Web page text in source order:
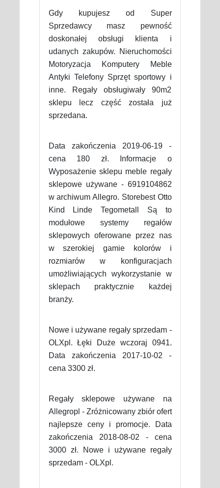
Gdy kupujesz od Super
Sprzedawcy masz pewność
doskonałej obsługi klienta i
udanych zakupów. Nieruchomości
Motoryzacja Komputery Meble
Antyki Telefony Sprzęt sportowy i
inne. Regały obsługiwały 90m2
sklepu lecz część została już
sprzedana.
Data zakończenia 2019-06-19 -
cena 180 zł. Informacje o
Wyposażenie sklepu meble regały
sklepowe używane - 6919104862
w archiwum Allegro. Storebest Otto
Kind Linde Tegometall Są to
modułowe systemy regałów
sklepowych oferowane przez nas
w szerokiej gamie kolorów i
rozmiarów w konfiguracjach
umożliwiających wykorzystanie w
sklepach praktycznie każdej
branży.
Nowe i używane regały sprzedam -
OLXpl. Łęki Duże wczoraj 0941.
Data zakończenia 2017-10-02 -
cena 3300 zł.
Regały sklepowe używane na
Allegropl - Zróżnicowany zbiór ofert
najlepsze ceny i promocje. Data
zakończenia 2018-08-02 - cena
3000 zł. Nowe i używane regały
sprzedam - OLXpl.